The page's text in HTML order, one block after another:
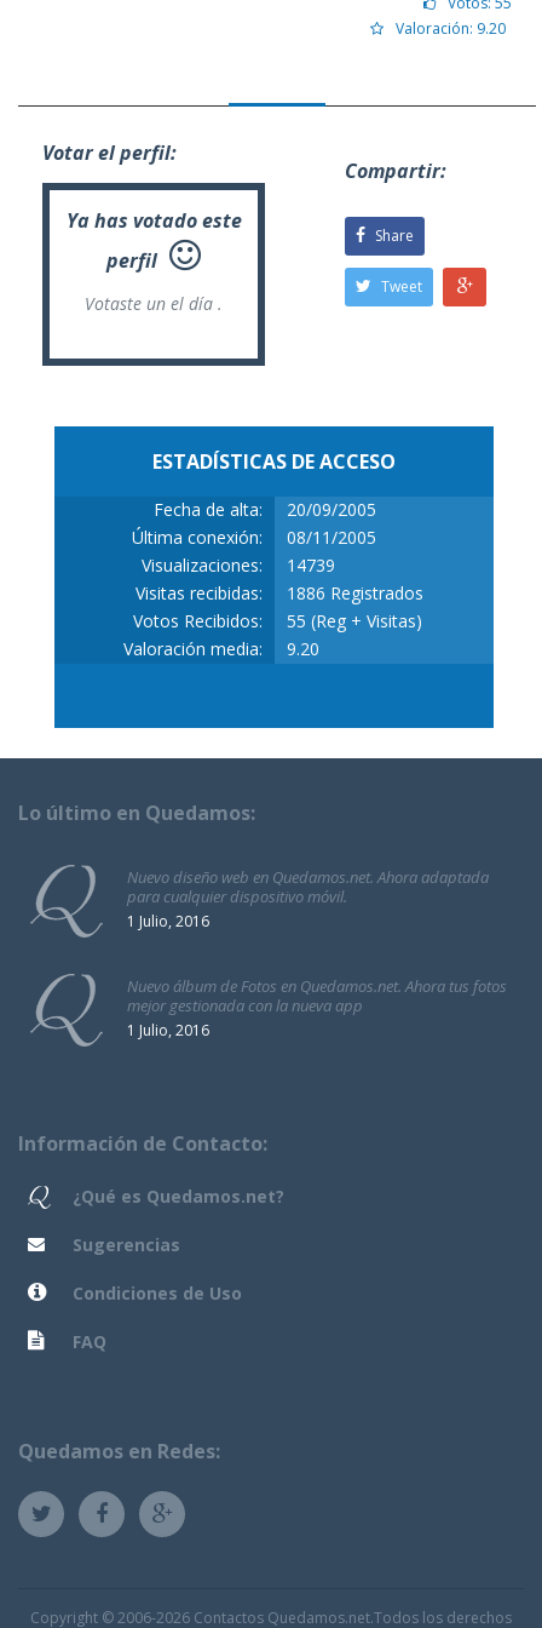
Valoración: 9.20
Votar el perfil:
Ya has votado este
perfil
Votaste un el día .
Compartir:
Share
Tweet
ESTADÍSTICAS DE ACCESO
Fecha de alta:
20/09/2005
Última conexión:
08/11/2005
Visualizaciones:
14739
Visitas recibidas:
1886 Registrados
Votos Recibidos:
55 (Reg + Visitas)
Valoración media:
9.20
Lo último en Quedamos:
Nuevo diseño web en Quedamos.net. Ahora adaptada
para cualquier dispositivo móvil.
1 Julio, 2016
Nuevo álbum de Fotos en Quedamos.net. Ahora tus fotos
mejor gestionada con la nueva app
1 Julio, 2016
Información de Contacto:
¿Qué es Quedamos.net?
Sugerencias
Condiciones de Uso
FAQ
Quedamos en Redes:
Copyright © 2006-2026 Contactos Quedamos.net.Todos los derechos